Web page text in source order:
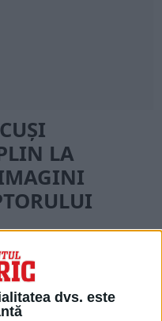
dvs. este
LA
IMAGINI
barba
din român un